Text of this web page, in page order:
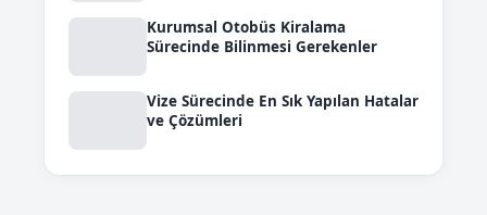
Kurumsal Otobüs Kiralama
Sürecinde Bilinmesi Gerekenler
Vize Sürecinde En Sık Yapılan Hatalar
ve Çözümleri